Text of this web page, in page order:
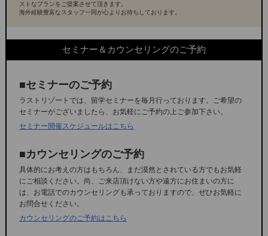
ストなプランをご提案させて頂きます。
海外経験豊富なスタッフ一同が心よりお待ちしております。
セミナー＆カウンセリングのご予約
■セミナーのご予約
ラストリゾートでは、留学セミナーを毎月行っております。ご希望の
セミナーがございましたら、お気軽にご予約の上ご参加下さい。
セミナー開催スケジュールはこちら
■カウンセリングのご予約
具体的にお考えの方はもちろん、まだ漠然とされている方でもお気軽
にご相談ください。尚、ご来店頂けない方や遠方にお住まいの方に
は、お電話でのカウンセリングも承っておりますので、ぜひお気軽に
お問合せください。
カウンセリングのご予約はこちら